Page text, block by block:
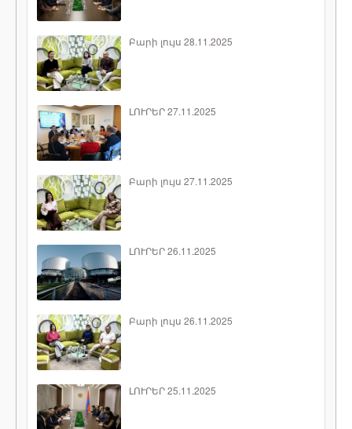
Բարի լույս 28.11.2025
ԼՈՒՐԵՐ 27.11.2025
Բարի լույս 27.11.2025
ԼՈՒՐԵՐ 26.11.2025
Բարի լույս 26.11.2025
ԼՈՒՐԵՐ 25.11.2025